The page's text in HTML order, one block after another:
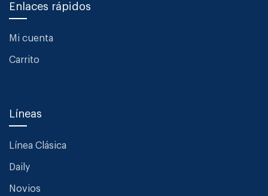
Enlaces rápidos
Mi cuenta
Carrito
Líneas
Línea Clásica
Daily
Novios